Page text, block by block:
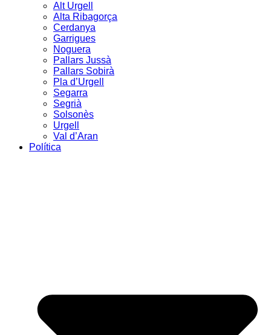
Alt Urgell
Alta Ribagorça
Cerdanya
Garrigues
Noguera
Pallars Jussà
Pallars Sobirà
Pla d’Urgell
Segarra
Segrià
Solsonès
Urgell
Val d’Aran
Política